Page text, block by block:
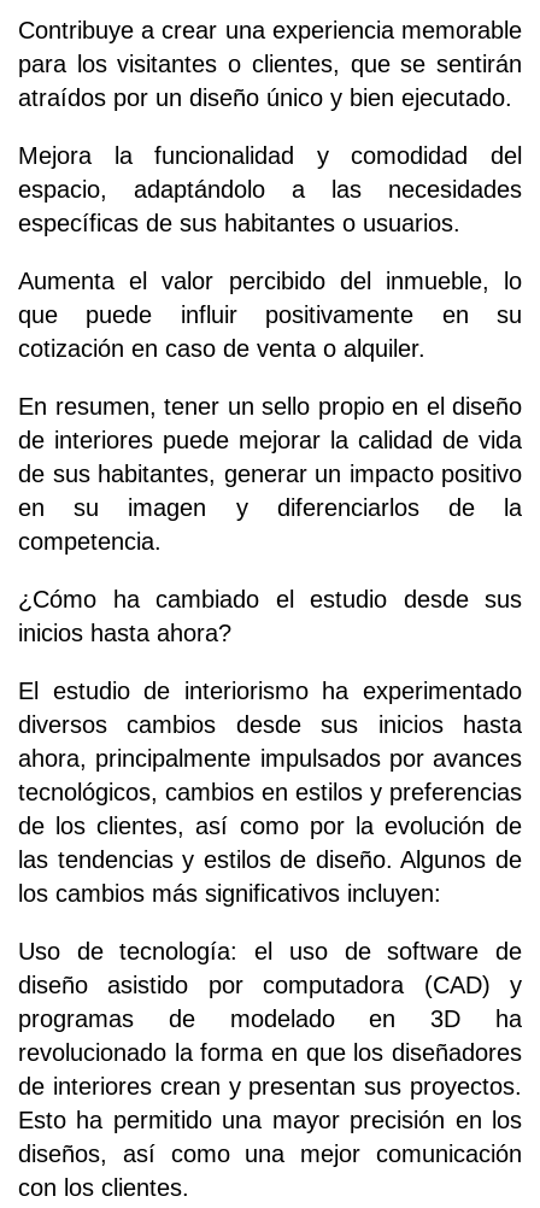
Contribuye a crear una experiencia memorable
para los visitantes o clientes, que se sentirán
atraídos por un diseño único y bien ejecutado.
Mejora la funcionalidad y comodidad del
espacio, adaptándolo a las necesidades
específicas de sus habitantes o usuarios.
Aumenta el valor percibido del inmueble, lo
que puede influir positivamente en su
cotización en caso de venta o alquiler.
En resumen, tener un sello propio en el diseño
de interiores puede mejorar la calidad de vida
de sus habitantes, generar un impacto positivo
en su imagen y diferenciarlos de la
competencia.
¿Cómo ha cambiado el estudio desde sus
inicios hasta ahora?
El estudio de interiorismo ha experimentado
diversos cambios desde sus inicios hasta
ahora, principalmente impulsados por avances
tecnológicos, cambios en estilos y preferencias
de los clientes, así como por la evolución de
las tendencias y estilos de diseño. Algunos de
los cambios más significativos incluyen:
Uso de tecnología: el uso de software de
diseño asistido por computadora (CAD) y
programas de modelado en 3D ha
revolucionado la forma en que los diseñadores
de interiores crean y presentan sus proyectos.
Esto ha permitido una mayor precisión en los
diseños, así como una mejor comunicación
con los clientes.